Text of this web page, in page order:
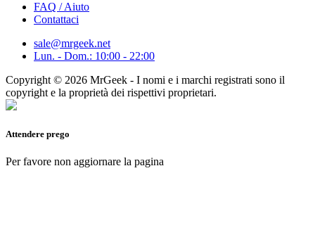
FAQ / Aiuto
Contattaci
sale@mrgeek.net
Lun. - Dom.: 10:00 - 22:00
Copyright © 2026 MrGeek - I nomi e i marchi registrati sono il
copyright e la proprietà dei rispettivi proprietari.
Attendere prego
Per favore non aggiornare la pagina